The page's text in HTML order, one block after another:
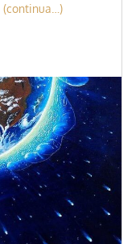
(continua…)